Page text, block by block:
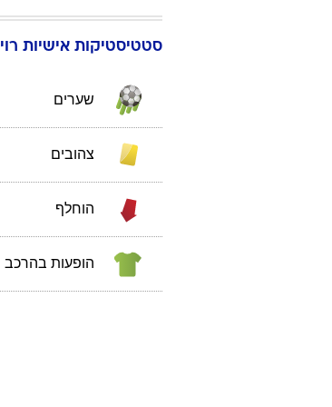
סטטיסטיקות אישיות רוי
שערים
צהובים
הוחלף
הופעות בהרכב